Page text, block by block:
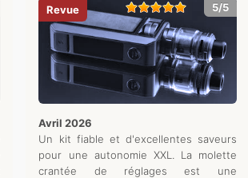
5/5
avril 2026
Un kit fiable et d'excellentes saveurs
pour une autonomie XXL. La molette
crantée de réglages est une